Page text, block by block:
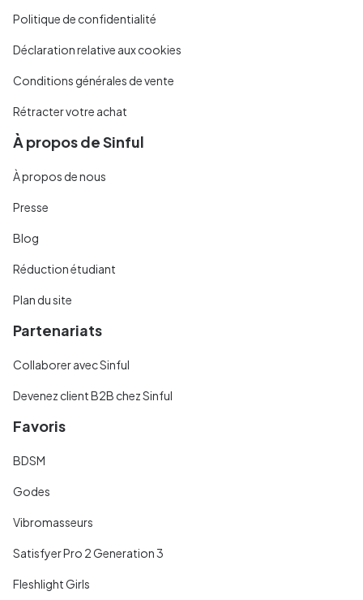
Politique de confidentialité
Déclaration relative aux cookies
Conditions générales de vente
Rétracter votre achat
À propos de Sinful
À propos de nous
Presse
Blog
Réduction étudiant
Plan du site
Partenariats
Collaborer avec Sinful
Devenez client B2B chez Sinful
Favoris
BDSM
Godes
Vibromasseurs
Satisfyer Pro 2 Generation 3
Fleshlight Girls